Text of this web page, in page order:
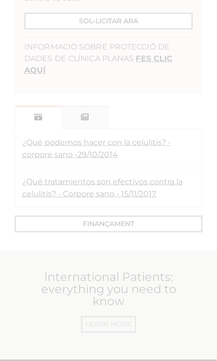
SOL•LICITAR ARA
INFORMACIÓ SOBRE PROTECCIÓ DE
DADES DE CLÍNICA PLANAS FES CLIC
AQUÍ
¿Qué podemos hacer con la celulitis? -
corpore sano -29/10/2014
¿Qué tratamientos son efectivos contra la
celulitis? - Corpore sano - 15/11/2017
FINANÇAMENT
International Patients:
everything you need to
know